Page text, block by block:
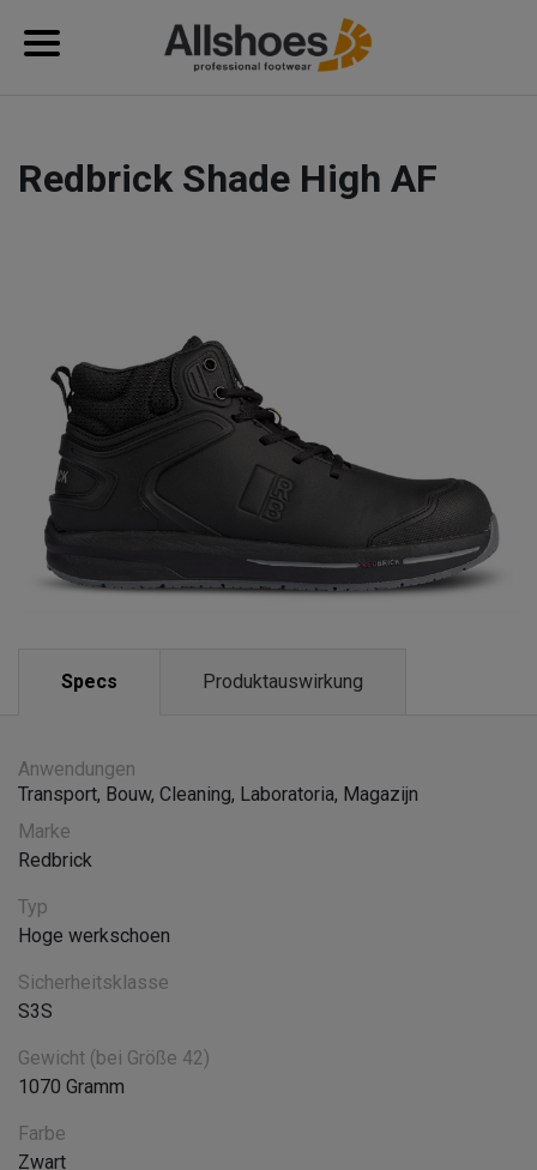
Redbrick Shade High AF
Specs Produktauswirkung
Anwendungen
Transport, Bouw, Cleaning, Laboratoria, Magazijn
Marke
Redbrick
Typ
Hoge werkschoen
Sicherheitsklasse
S3S
Gewicht (bei Größe 42)
1070 Gramm
Farbe
Zwart